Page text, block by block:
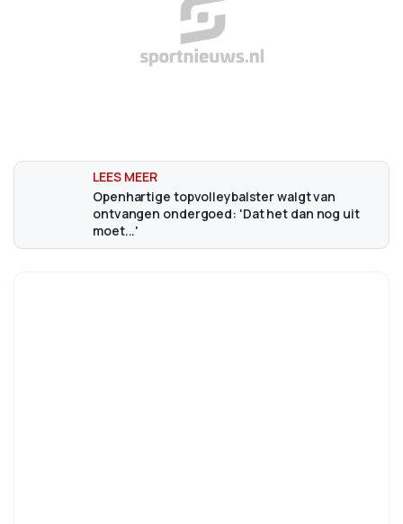
Openhartige topvolleybalster walgt van
ontvangen ondergoed: 'Dat het dan nog uit
moet...'